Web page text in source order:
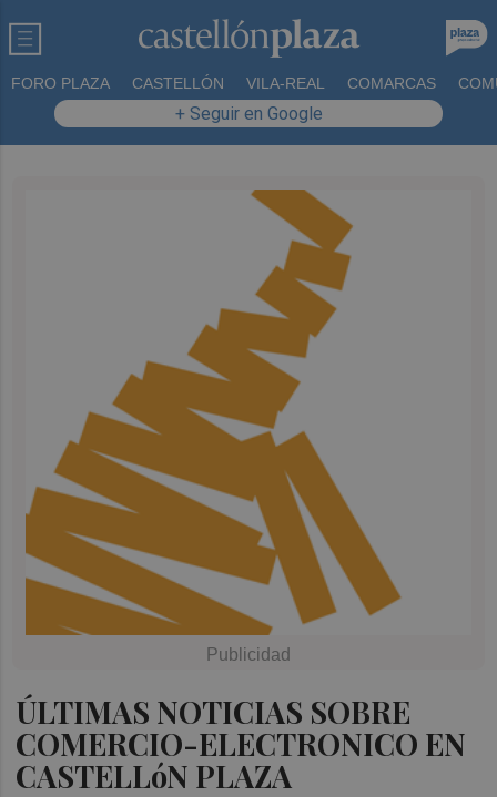
FORO PLAZA CASTELLÓN VILA-REAL COMARCAS
+ Seguir en Google
ÚLTIMAS NOTICIAS SOBRE
COMERCIO-ELECTRONICO EN
CASTELLóN PLAZA